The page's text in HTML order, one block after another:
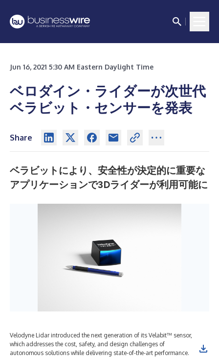
Jun 16, 2021 5:30 AM Eastern Daylight Time
ベロダイン・ライダーが次世代
ベラビット・センサーを発表
Share
ベラビットにより、安全性が決定的に重要な
アプリケーションで3Dライダーが利用可能に
Velodyne Lidar introduced the next generation of its Velabit™ sensor,
which addresses the cost, safety, and design challenges of
autonomous solutions while delivering state-of-the-art performance.